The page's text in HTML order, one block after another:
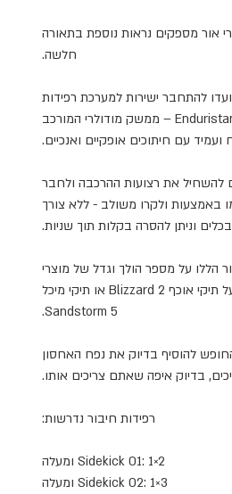
אור מספקים נראות נוספת בתאורה
חלשה.
להתחבר ישירות למערכת רפידות
ממשק מודולרי המורכב
עם חיתוכים אופקיים ואנכיים.
להשחיל את רצועות ההרכבה ולחבר
באמצעות ולקרו משולב - ללא צורך
בכלים וניתן להסרה בקלות תוך שניות.
הללו על מספר הולך וגדל של מוצרי
תיקי אוכף
או תיקי מיכל
Sandstorm 5.
להוסיף בדיוק את נפח האחסון
בדיוק איפה שאתם צריכים אותו.
רפידות חיבור נדרשות:
Sidekick 01: 1×2 ומעלה
Sidekick 02: 1×3 ומעלה